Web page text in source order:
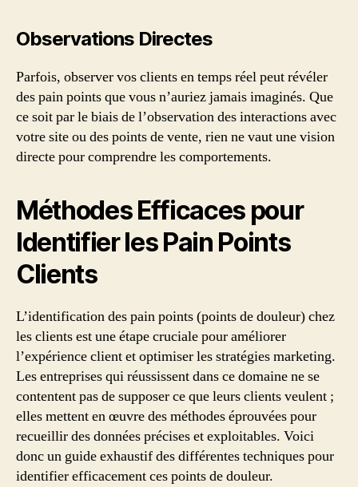
Observations Directes
Parfois, observer vos clients en temps réel peut révéler
des pain points que vous n’auriez jamais imaginés. Que
ce soit par le biais de l’observation des interactions avec
votre site ou des points de vente, rien ne vaut une vision
directe pour comprendre les comportements.
Méthodes Efficaces pour
Identifier les Pain Points
Clients
L’identification des pain points (points de douleur) chez
les clients est une étape cruciale pour améliorer
l’expérience client et optimiser les stratégies marketing.
Les entreprises qui réussissent dans ce domaine ne se
contentent pas de supposer ce que leurs clients veulent ;
elles mettent en œuvre des méthodes éprouvées pour
recueillir des données précises et exploitables. Voici
donc un guide exhaustif des différentes techniques pour
identifier efficacement ces points de douleur.